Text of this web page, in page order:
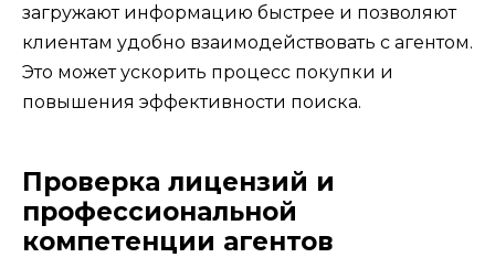
загружают информацию быстрее и позволяют
клиентам удобно взаимодействовать с агентом.
Это может ускорить процесс покупки и
повышения эффективности поиска.
Проверка лицензий и
профессиональной
компетенции агентов